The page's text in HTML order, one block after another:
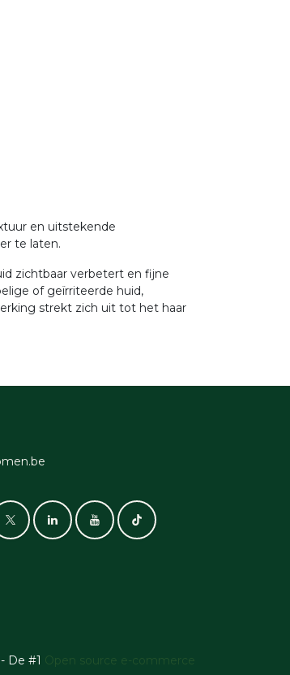
en uitstekende
te laten.
zichtbaar verbetert en fijne
of geïrriteerde huid,
strekt zich uit tot het haar
- De #1 Open source e-commerce